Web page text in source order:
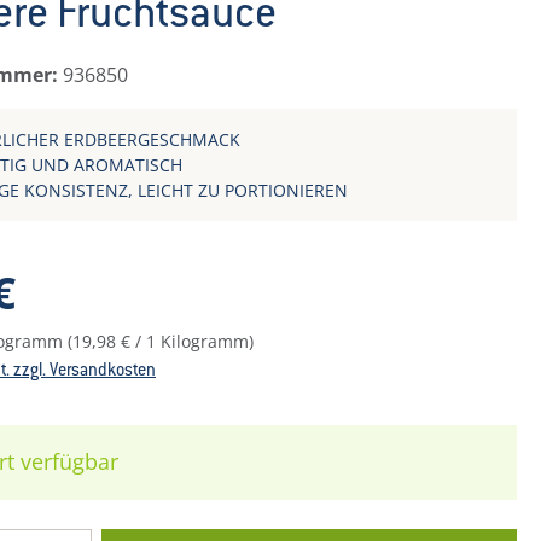
Fruchtsauce
936850
ERDBEERGESCHMACK
UND AROMATISCH
KONSISTENZ, LEICHT ZU PORTIONIEREN
(19,98 € / 1 Kilogramm)
zzgl. Versandkosten
verfügbar